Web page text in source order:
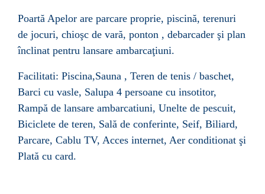
Poartă Apelor are parcare proprie, piscină, terenuri
de jocuri, chioşc de vară, ponton , debarcader şi plan
înclinat pentru lansare ambarcaţiuni.
Facilitati: Piscina,Sauna , Teren de tenis / baschet,
Barci cu vasle, Salupa 4 persoane cu insotitor,
Rampă de lansare ambarcatiuni, Unelte de pescuit,
Biciclete de teren, Sală de conferinte, Seif, Biliard,
Parcare, Cablu TV, Acces internet, Aer conditionat şi
Plată cu card.